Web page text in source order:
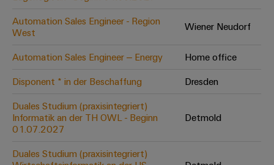
im
Schiffbau
Verbindungslösungen
die
maritime
Industrie
Wasseraufbereitung
Equipment
(OEM)
Industrial
Platform
easyConnect
Werkstatt
&
Automation Sales Engineer - Region
West
Wiener Neudorf
Automation Sales Engineer – Energy
Home office
Disponent * in der Beschaffung
Dresden
Duales Studium (praxisintegriert)
Informatik an der TH OWL - Beginn
01.07.2027
Detmold
Duales Studium (praxisintegriert)